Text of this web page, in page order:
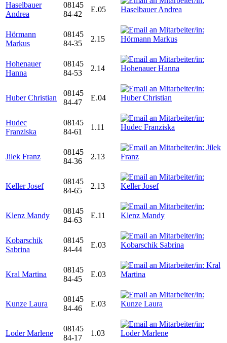
Haselbauer
Andrea
08145
84-42
E.05
Hörmann
Markus
08145
84-35
2.15
Hohenauer
Hanna
08145
84-53
2.14
Huber Christian
08145
84-47
E.04
Hudec
Franziska
08145
84-61
1.11
Jilek Franz
08145
84-36
2.13
Keller Josef
08145
84-65
2.13
Klenz Mandy
08145
84-63
E.11
Kobarschik
Sabrina
08145
84-44
E.03
Kral Martina
08145
84-45
E.03
Kunze Laura
08145
84-46
E.03
Loder Marlene
08145
84-17
1.03